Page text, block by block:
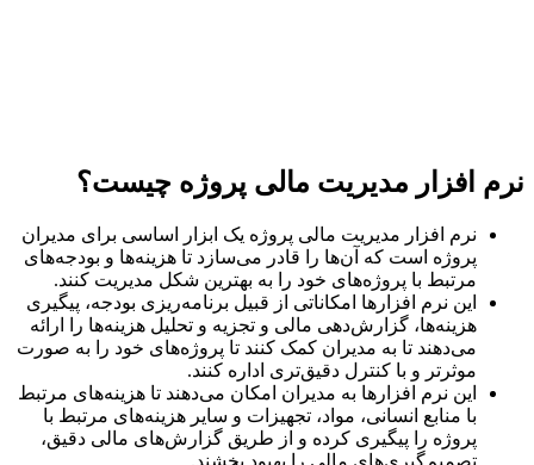
افزار مدیریت مالی پروژه چیست؟
نرم افزار مدیریت مالی پروژه یک ابزار اساسی برای مدیران
پروژه است که آن‌ها را قادر می‌سازد تا هزینه‌ها و بودجه‌های
مرتبط با پروژه‌های خود را به بهترین شکل مدیریت کنند.
این نرم افزارها امکاناتی از قبیل برنامه‌ریزی بودجه، پیگیری
هزینه‌ها، گزارش‌دهی مالی و تجزیه و تحلیل هزینه‌ها را ارائه
می‌دهند تا به مدیران کمک کنند تا پروژه‌های خود را به صورت
موثرتر و با کنترل دقیق‌تری اداره کنند.
این نرم افزارها به مدیران امکان می‌دهند تا هزینه‌های مرتبط
با منابع انسانی، مواد، تجهیزات و سایر هزینه‌های مرتبط با
پروژه را پیگیری کرده و از طریق گزارش‌های مالی دقیق،
تصمیم‌گیری‌های مالی را بهبود بخشند.